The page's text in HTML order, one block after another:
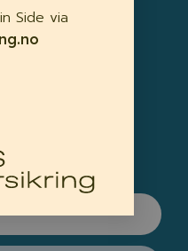
i innboksen.
Side via